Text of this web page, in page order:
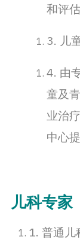
和评估
3. 儿
4. 由
童及
业治
中心
儿科专家
1. 普通儿